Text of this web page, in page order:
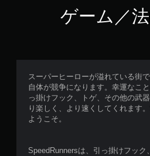
ゲーム／
スーパーヒーローが溢れている街
自体が競争になります。幸運なこ
っ掛けフック、トゲ、その他の武
り楽しく、より速くしてくれます
ようこそ。
SpeedRunnersは、引っ掛けフック